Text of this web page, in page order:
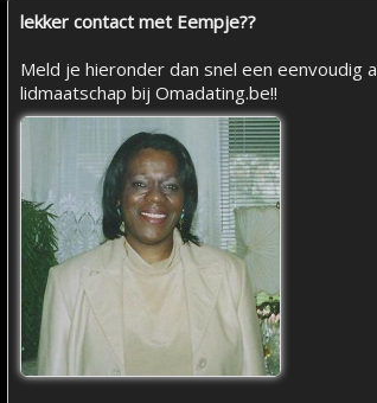
lekker contact met Eempje??
Meld je hieronder dan snel een eenvoudig
lidmaatschap bij Omadating.be!!